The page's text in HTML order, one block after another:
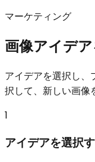
マーケティング
画像アイデ
アイデアを選択し、
択して、新しい画像
1
アイデアを選択